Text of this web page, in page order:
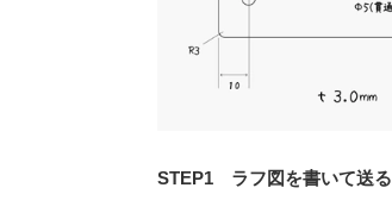
STEP1 ラフ図を書いて送る